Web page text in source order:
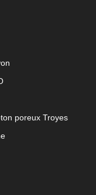
poreux Troyes